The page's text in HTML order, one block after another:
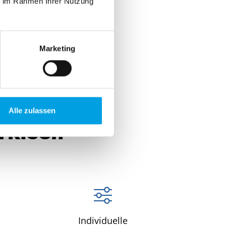
Marketing
Alle zulassen
Individuelle